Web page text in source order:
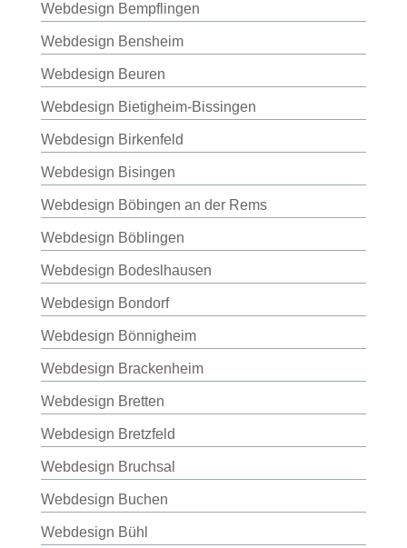
Webdesign Bempflingen
Webdesign Bensheim
Webdesign Beuren
Webdesign Bietigheim-Bissingen
Webdesign Birkenfeld
Webdesign Bisingen
Webdesign Böbingen an der Rems
Webdesign Böblingen
Webdesign Bodeslhausen
Webdesign Bondorf
Webdesign Bönnigheim
Webdesign Brackenheim
Webdesign Bretten
Webdesign Bretzfeld
Webdesign Bruchsal
Webdesign Buchen
Webdesign Bühl